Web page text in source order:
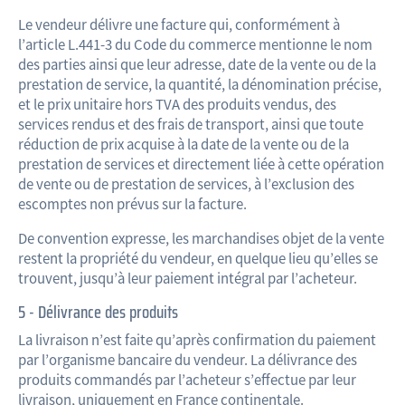
Le vendeur délivre une facture qui, conformément à
l’article L.441-3 du Code du commerce mentionne le nom
des parties ainsi que leur adresse, date de la vente ou de la
prestation de service, la quantité, la dénomination précise,
et le prix unitaire hors TVA des produits vendus, des
services rendus et des frais de transport, ainsi que toute
réduction de prix acquise à la date de la vente ou de la
prestation de services et directement liée à cette opération
de vente ou de prestation de services, à l’exclusion des
escomptes non prévus sur la facture.
De convention expresse, les marchandises objet de la vente
restent la propriété du vendeur, en quelque lieu qu’elles se
trouvent, jusqu’à leur paiement intégral par l’acheteur.
5 - Délivrance des produits
La livraison n’est faite qu’après confirmation du paiement
par l’organisme bancaire du vendeur. La délivrance des
produits commandés par l’acheteur s’effectue par leur
livraison, uniquement en France continentale.